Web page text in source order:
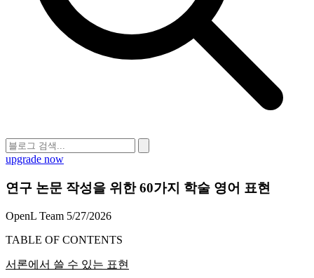
upgrade now
연구 논문 작성을 위한 60가지 학술 영어 표현
OpenL Team 5/27/2026
TABLE OF CONTENTS
서론에서 쓸 수 있는 표현